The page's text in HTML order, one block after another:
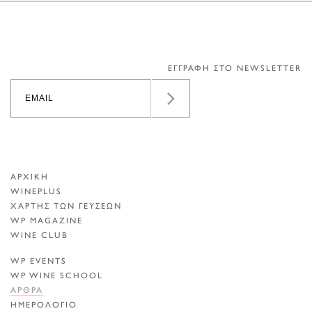
ΕΓΓΡΑΦΗ ΣΤΟ NEWSLETTER
ΑΡΧΙΚΗ
WINEPLUS
ΧΑΡΤΗΣ ΤΩΝ ΓΕΥΣΕΩΝ
WP MAGAZINE
WINE CLUB
WP EVENTS
WP WINE SCHOOL
ΑΡΘΡΑ
ΗΜΕΡΟΛΟΓΙΟ